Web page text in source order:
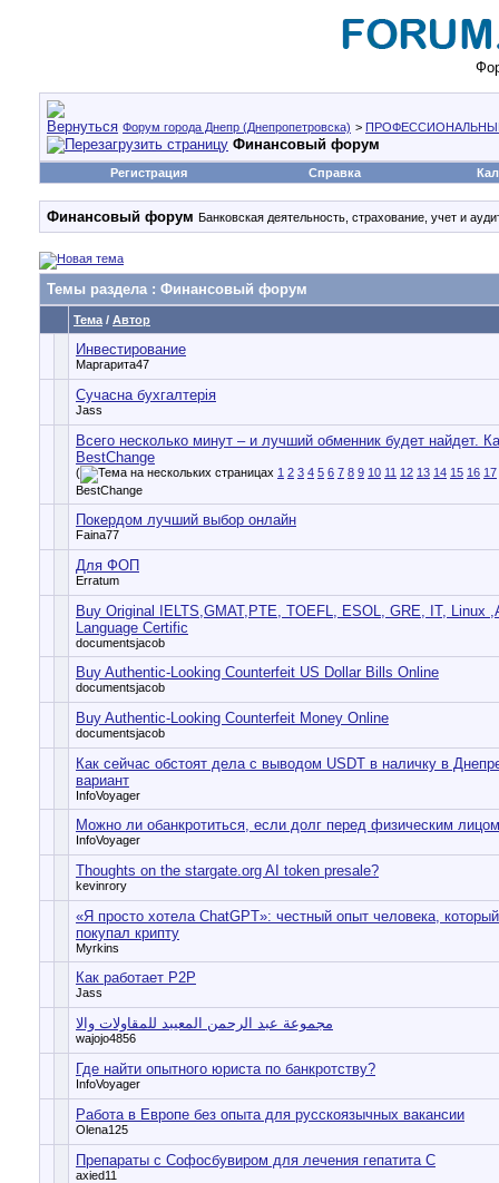
Форум города Днепр (Днепропетровска) >
Финансовый форум
Регистрация Справка
Финансовый форум Банковская деятельность, страхование, учет и
Темы раздела: Финансовый форум
Тема / Автор
Инвестирование
Маргарита47
Сучасна бухгалтерія
Jass
Всего несколько минут – и лучший обменник будет найдет.
BestChange
( 1 2 3 4 5 6 7 8 9 10 11 12 13 14 15 16 17
BestChange
Покердом лучший выбор онлайн
Faina77
Для ФОП
Erratum
Buy Original IELTS,GMAT,PTE, TOEFL, ESOL, GRE, IT, Linux
Language Certific
documentsjacob
Buy Authentic-Looking Counterfeit US Dollar Bills Online
documentsjacob
Buy Authentic-Looking Counterfeit Money Online
documentsjacob
Как сейчас обстоят дела с выводом USDT в наличку в
вариант
InfoVoyager
Можно ли обанкротиться, если долг перед физическим
InfoVoyager
Thoughts on the stargate.org AI token presale?
kevinrory
«Я просто хотела ChatGPT»: честный опыт человека,
покупал крипту
Myrkins
Как работает P2P
Jass
مجموعة عبد الرحمن المعيبد للمقاولات والا
wajojo4856
Где найти опытного юриста по банкротству?
InfoVoyager
Работа в Европе без опыта для русскоязычных вакансии
Olena125
Препараты с Софосбувиром для лечения гепатита С
axied11